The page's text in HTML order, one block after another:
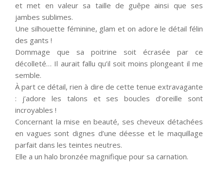
et met en valeur sa taille de guêpe ainsi que ses
jambes sublimes.
Une silhouette féminine, glam et on adore le détail félin
des gants !
Dommage que sa poitrine soit écrasée par ce
décolleté… Il aurait fallu qu’il soit moins plongeant il me
semble.
À part ce détail, rien à dire de cette tenue extravagante
: j’adore les talons et ses boucles d’oreille sont
incroyables !
Concernant la mise en beauté, ses cheveux détachées
en vagues sont dignes d’une déesse et le maquillage
parfait dans les teintes neutres.
Elle a un halo bronzée magnifique pour sa carnation.